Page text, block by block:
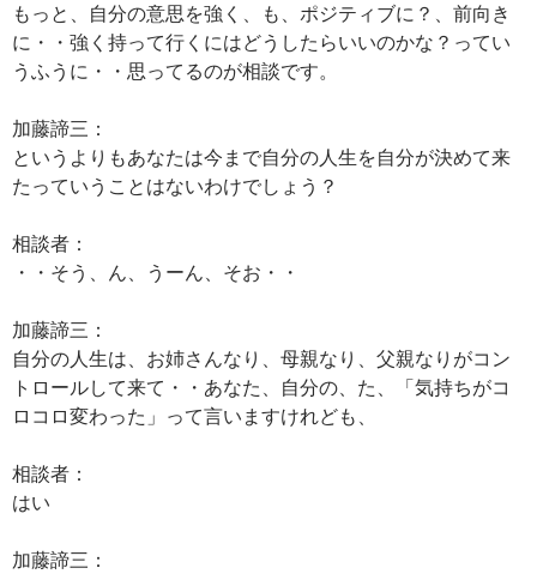
もっと、自分の意思を強く、も、ポジティブに？、前向き
に・・強く持って行くにはどうしたらいいのかな？ってい
うふうに・・思ってるのが相談です。
加藤諦三：
というよりもあなたは今まで自分の人生を自分が決めて来
たっていうことはないわけでしょう？
相談者：
・・そう、ん、うーん、そお・・
加藤諦三：
自分の人生は、お姉さんなり、母親なり、父親なりがコン
トロールして来て・・あなた、自分の、た、「気持ちがコ
ロコロ変わった」って言いますけれども、
相談者：
はい
加藤諦三：